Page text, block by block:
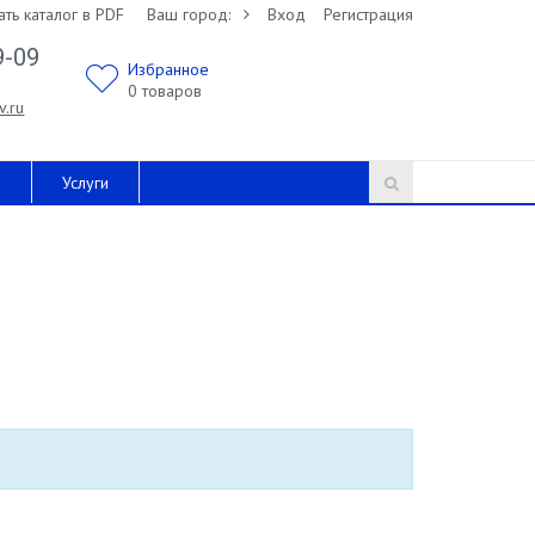
каталог в PDF Ваш город: Вход Регистрация
09
Избранное
0 товаров
Услуги